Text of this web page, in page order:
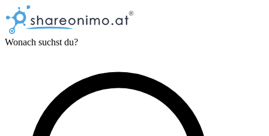
Wonach suchst du?